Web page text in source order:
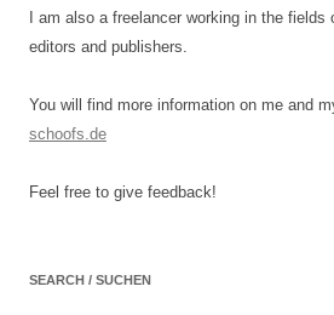
I am also a freelancer working in the
editors and publishers.
You will find more information on me and
schoofs.de
Feel free to give feedback!
SEARCH / SUCHEN